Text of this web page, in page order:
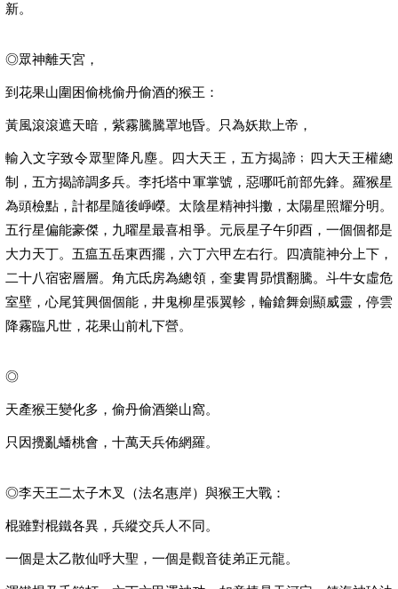
新。
◎眾神離天宮，
到花果山圍困偷桃偷丹偷酒的猴王：
黃風滾滾遮天暗，紫霧騰騰罩地昏。只為妖欺上帝，
輸入文字致令眾聖降凡塵。四大天王，五方揭諦﹔四大天王權總
制，五方揭諦調多兵。李托塔中軍掌號，惡哪吒前部先鋒。羅猴星
為頭檢點，計都星隨後崢嶸。太陰星精神抖擻，太陽星照耀分明。
五行星偏能豪傑，九曜星最喜相爭。元辰星子午卯酉，一個個都是
大力天丁。五瘟五岳東西擺，六丁六甲左右行。四凟龍神分上下，
二十八宿密層層。角亢氐房為總領，奎婁胃昴慣翻騰。斗牛女虛危
室壁，心尾箕興個個能，井鬼柳星張翼軫，輪鎗舞劍顯威靈，停雲
降霧臨凡世，花果山前札下營。
◎
天產猴王變化多，偷丹偷酒樂山窩。
只因攪亂蟠桃會，十萬天兵佈網羅。
◎李天王二太子木叉（法名惠岸）與猴王大戰：
棍雖對棍鐵各異，兵縱交兵人不同。
一個是太乙散仙呼大聖，一個是觀音徒弟正元龍。